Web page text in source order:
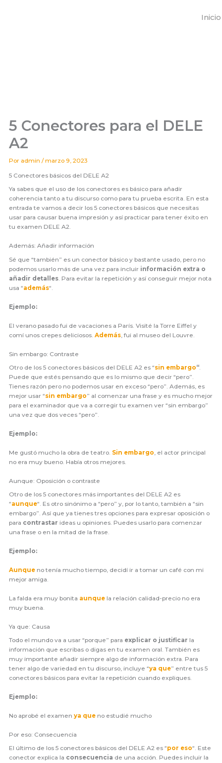
Inicio
5 Conectores para el DELE
A2
Por admin/marzo 9, 2023
5 Conectores básicos del DELE A2
Ya sabes que el uso de los conectores es básico para añadir
coherencia tanto a tu discurso como para tu prueba escrita. En esta
entrada te vamos a decir los 5 conectores básicos que necesitas
usar para causar buena impresión y así practicar para tener éxito en
tu examen DELE A2.
Además: Añadir información
Sé que “también” es un conector básico y bastante usado, pero no
podemos usarlo más de una vez para incluir información extra o
añadir detalles . Para evitar la repetición y así conseguir mejor nota
usa “además“.
Ejemplo:
El verano pasado fui de vacaciones a París. Visité la Torre Eiffel y
comí unos crepes deliciosos.Además , fui al museo del Louvre.
Sin embargo: Contraste
Otro de los 5 conectores básicos del DELE A2 es “sin embargo“.
Puede que estés pensando que es lo mismo que decir “pero”.
Tienes razón pero no podemos usar en exceso “pero”. Además, es
mejor usar “sin embargo” al comenzar una frase y es mucho mejor
para el examinador que va a corregir tu examen ver “sin embargo”
una vez que dos veces “pero”.
Ejemplo:
Me gustó mucho la obra de teatro. Sin embargo , el actor principal
no era muy bueno. Había otros mejores.
Aunque: Oposición o contraste
Otro de los 5 conectores más importantes del DELE A2 es
“aunque“. Es otro sinónimo a “pero” y, por lo tanto, también a “sin
embargo”. Así que ya tienes tres opciones para expresar oposición o
para contrastar ideas u opiniones. Puedes usarlo para comenzar
una frase o en la mitad de la frase.
Ejemplo:
Aunque no tenía mucho tiempo, decidí ir a tomar un café con mi
mejor amiga.
La falda era muy bonita aunque la relación calidad-precio no era
muy buena.
Ya que: Causa
Todo el mundo va a usar “porque” para explicar o justificar la
información que escribas o digas en tu examen oral. También es
muy importante añadir siempre algo de información extra. Para
tener algo de variedad en tu discurso, incluye “ya que” entre tus 5
conectores básicos para evitar la repetición cuando expliques.
Ejemplo:
No aprobé el examenya que no estudié mucho
Por eso: Consecuencia
El último de los 5 conectores básicos del DELE A2 es “por eso“. Este
conector explica la consecuencia de una acción. Puedes incluir la